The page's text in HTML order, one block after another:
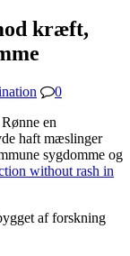
kræft,
0
en
haft mæslinger
sygdomme og
without rash in
af forskning